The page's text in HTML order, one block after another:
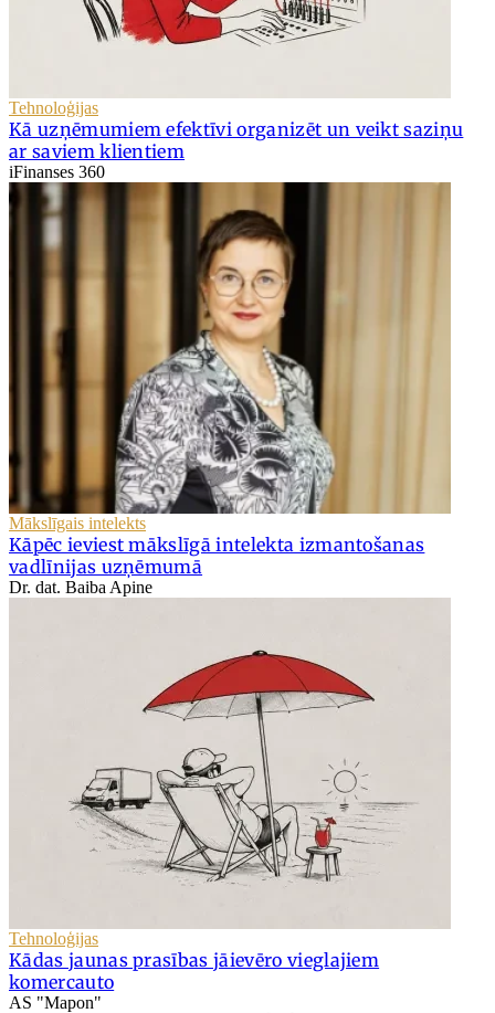
Tehnoloģijas
Kā uzņēmumiem efektīvi organizēt un veikt saziņu
ar saviem klientiem
iFinanses 360
Mākslīgais intelekts
Kāpēc ieviest mākslīgā intelekta izmantošanas
vadlīnijas uzņēmumā
Dr. dat. Baiba Apine
Tehnoloģijas
Kādas jaunas prasības jāievēro vieglajiem
komercauto
AS "Mapon"